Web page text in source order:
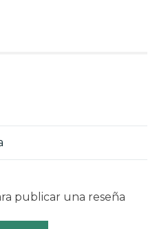
publicar una reseña